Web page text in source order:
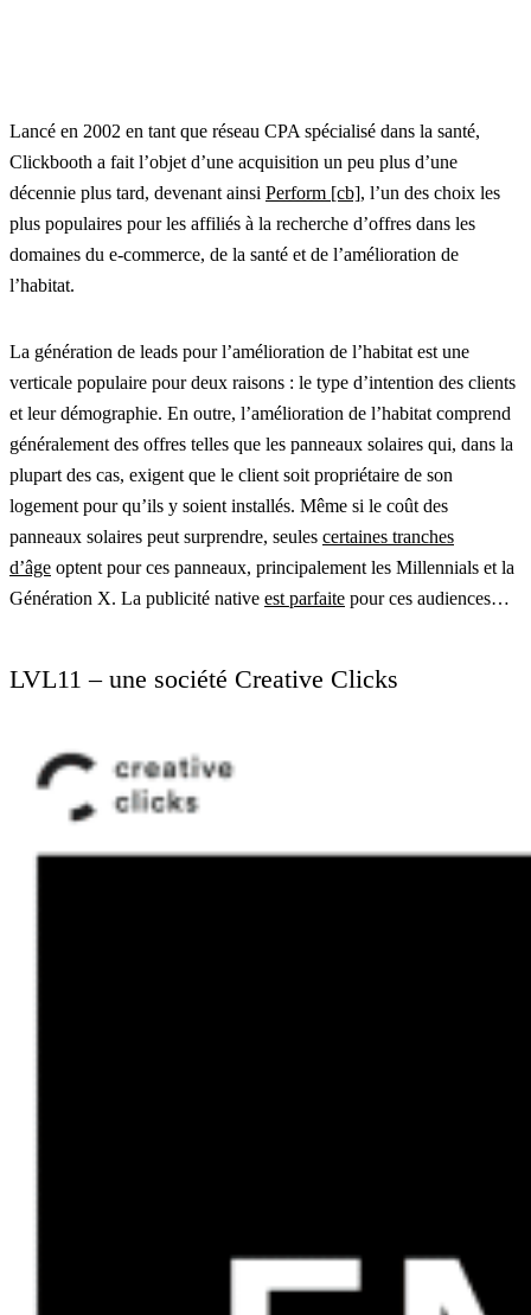
Lancé en 2002 en tant que réseau CPA spécialisé dans la santé,
Clickbooth a fait l’objet d’une acquisition un peu plus d’une
décennie plus tard, devenant ainsi Perform [cb], l’un des choix les
plus populaires pour les affiliés à la recherche d’offres dans les
domaines du e-commerce, de la santé et de l’amélioration de
l’habitat.
La génération de leads pour l’amélioration de l’habitat est une
verticale populaire pour deux raisons : le type d’intention des clients
et leur démographie. En outre, l’amélioration de l’habitat comprend
généralement des offres telles que les panneaux solaires qui, dans la
plupart des cas, exigent que le client soit propriétaire de son
logement pour qu’ils y soient installés. Même si le coût des
panneaux solaires peut surprendre, seules certaines tranches
d’âge optent pour ces panneaux, principalement les Millennials et la
Génération X. La publicité native est parfaite pour ces audiences…
LVL11 – une société Creative Clicks